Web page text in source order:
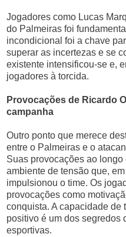
Jogadores como Lucas
do Palmeiras foi
incondicional foi a chave
superar as incertezas e se
existente intensificou-se e,
jogadores à torcida.
Provocações de Ricardo
campanha
Outro ponto que merece
entre o Palmeiras e o
Suas provocações ao
ambiente de tensão que,
impulsionou o time. Os
provocações como
conquista. A capacidade de
positivo é um dos segredos
esportivas.